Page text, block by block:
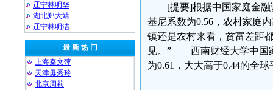
辽宁林明华
湖北郑大靖
⁨辽宁林明洁
最 新 热 门
上海秦文萍
天津毋秀玲
北京周莉
[提要]根据中国家庭金
基尼系数为0.56，农村家庭
镇还是农村来看，贫富差距
见。” 西南财经大学中国家
为0.61，大大高于0.44的全